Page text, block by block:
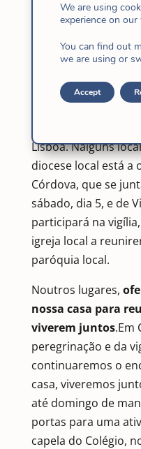
demora”:
Argentina
Encontro de jovens
Lisboa. Nalguns
diocese local está a
Córdova, que se
sábado, dia 5, e de
participará na
igreja local a
paróquia local.
Noutros lugares,
nossa casa para
viverem juntos.Em
peregrinação e da
continuaremos o
casa, viveremos
até domingo de
portas para uma
capela do Colégio,
We are using
experience on our
You can find out
we are using or
Accept